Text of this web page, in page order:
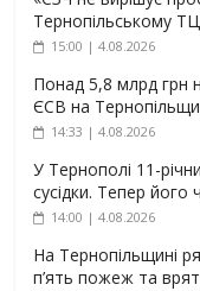
Тернопільському
15:00 | 4.08.2026
Понад 5,8 млрд грн
ЄСВ на
14:33 | 4.08.2026
У Тернополі 11-
сусідки. Тепер його
14:00 | 4.08.2026
На Тернопільщині
п’ять пожеж та